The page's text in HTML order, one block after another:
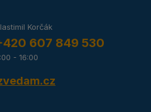
Korčák
607 849 530
- 16:00